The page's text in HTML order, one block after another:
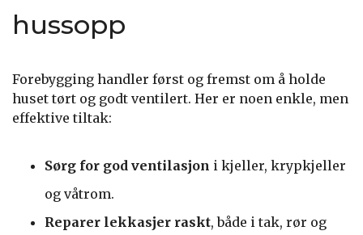
hussopp
Forebygging handler først og fremst om å holde
huset tørt og godt ventilert. Her er noen enkle, men
effektive tiltak:
Sørg for god ventilasjon i kjeller, krypkjeller
og våtrom.
Reparer lekkasjer raskt, både i tak, rør og